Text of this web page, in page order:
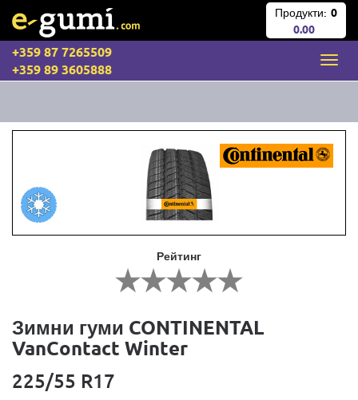
Продукти: 0
0.00
+359 87 7265509
+359 89 3605888
Рейтинг
Зимни гуми CONTINENTAL
VanContact Winter
225/55 R17